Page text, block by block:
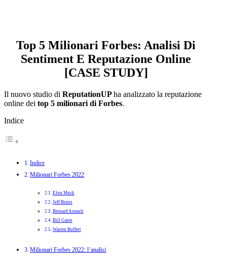
Top 5 Milionari Forbes: Analisi Di
Sentiment E Reputazione Online
[CASE STUDY]
Il nuovo studio di ReputationUPha analizzato la reputazione
online dei top 5 milionari di Forbes.
Indice
Indice
Milionari Forbes 2022
Elon Musk
Jeff Bezos
Bernard Arnault
Bill Gates
Warren Buffett
Milionari Forbes 2022: l’analisi